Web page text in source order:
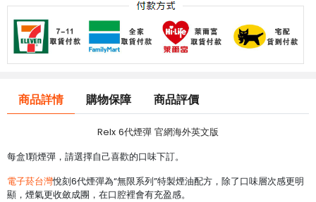
商品詳情 購物保障 商品評價
Relx 6代煙彈 官網海外英文版
每盒1顆煙彈，請選擇自己喜歡的口味下訂。
電子菸台灣悅刻6代煙彈為“無限系列”特製煙油配方，除了口味層次感更明
顯，煙氣更收斂成團，在口腔裡會有充盈感。